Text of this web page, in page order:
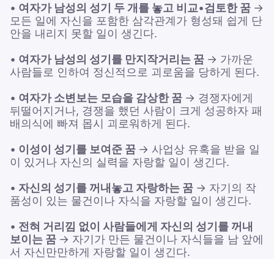
• 여자가 남성의 성기 두 개를 놓고 비교•검토한 꿈 →
모든 일에 자신을 포함한 삼각관계가 형성돼 쉽게 단
안을 내리지 못할 일이 생긴다.
• 여자가 남성의 성기를 만지작거리는 꿈 → 가까운
사람들로 인하여 정신적으로 괴로움을 당하게 된다.
• 여자가 소변보는 모습을 감상한 꿈 → 경쟁자에게
뒤떨어지거나, 경쟁을 했던 사람이 크게 성공하자 패
배의식에 빠져 몹시 괴로워하게 된다.
• 이성이 성기를 보여준 꿈 → 사업상 유혹을 받을 일
이 있거나 자신의 실력을 자랑할 일이 생긴다.
• 자신의 성기를 꺼내놓고 자랑하는 꿈 → 자기의 작
품성이 있는 물건이나 자식을 자랑할 일이 생긴다.
• 전혀 거리낌 없이 사람들에게 자신의 성기를 꺼내
보이는 꿈 → 자기가 만든 물건이나 자식들을 남 앞에
서 자신만만하게 자랑할 일이 생긴다.